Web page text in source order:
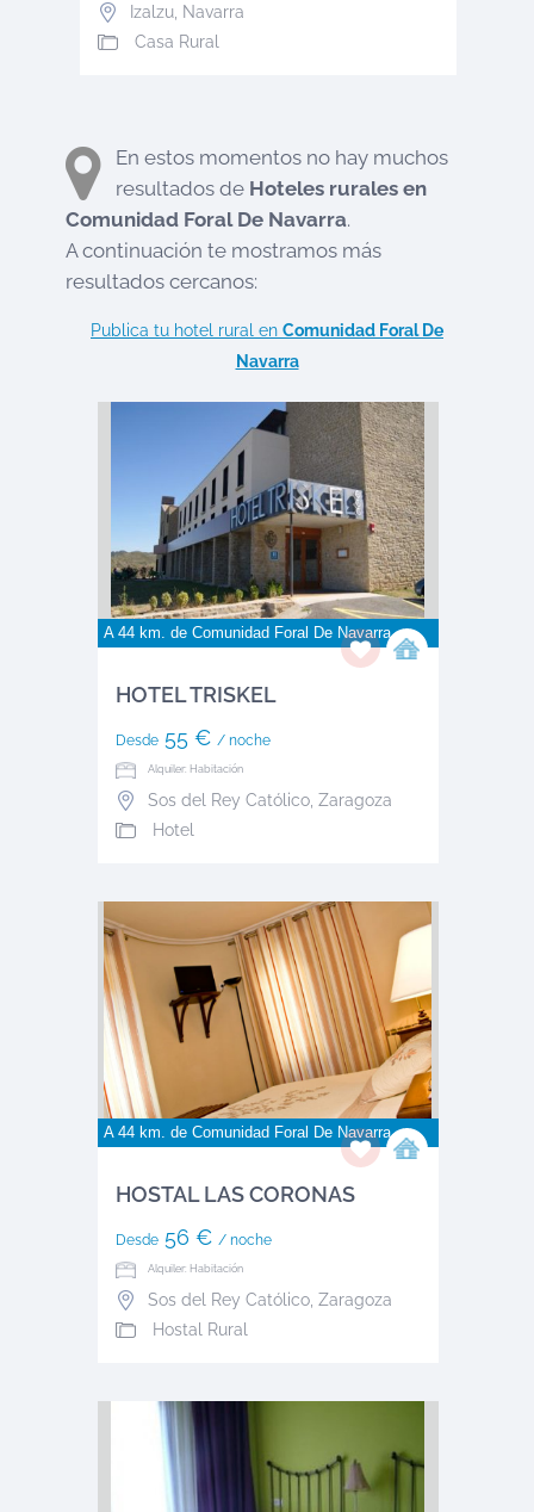
Izalzu, Navarra
Casa Rural
En estos momentos no hay muchos
resultados de Hoteles rurales en
Comunidad Foral De Navarra.
A continuación te mostramos más
resultados cercanos:
Publica tu hotel rural en Comunidad Foral De
Navarra
A 44 km. de Comunidad Foral De Navarra
HOTEL TRISKEL
Desde55 € / noche
Alquiler: Habitación
Sos del Rey Católico, Zaragoza
Hotel
A 44 km. de Comunidad Foral De Navarra
HOSTAL LAS CORONAS
Desde56 € / noche
Alquiler: Habitación
Sos del Rey Católico, Zaragoza
Hostal Rural